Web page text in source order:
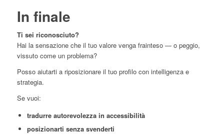
In finale
Ti sei riconosciuto?
Hai la sensazione che il tuo valore venga frainteso — o peggio,
vissuto come un problema?
Posso aiutarti a riposizionare il tuo profilo con intelligenza e
strategia.
Se vuoi:
tradurre autorevolezza in accessibilità
posizionarti senza svenderti